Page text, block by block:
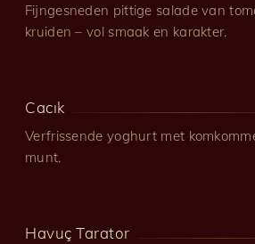
Fijngesneden pittige salade van
kruiden – vol smaak en karakter.
Cacık
Verfrissende yoghurt met
munt.
Havuç Tarator